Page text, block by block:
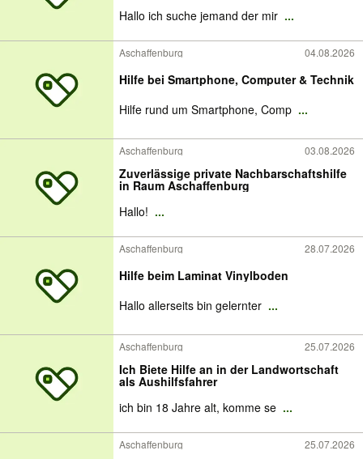
Hallo ich suche jemand der mir ...
Aschaffenburg 04.08.2026
Hilfe bei Smartphone, Computer & Technik
Hilfe rund um Smartphone, Comp ...
Aschaffenburg 03.08.2026
Zuverlässige private Nachbarschaftshilfe
in Raum Aschaffenburg
Hallo! ...
Aschaffenburg 28.07.2026
Hilfe beim Laminat Vinylboden
Hallo allerseits bin gelernter ...
Aschaffenburg 25.07.2026
Ich Biete Hilfe an in der Landwortschaft
als Aushilfsfahrer
ich bin 18 Jahre alt, komme se ...
Aschaffenburg 25.07.2026